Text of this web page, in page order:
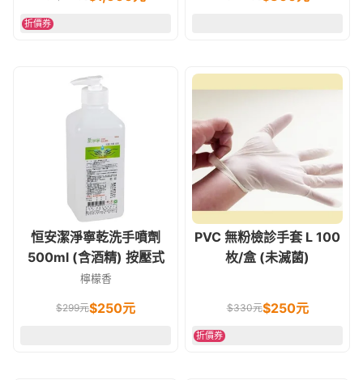
折價券
恒安潔淨寧乾洗手噴劑
500ml (含酒精) 按壓式
檸檬香
$299元$250元
PVC 無粉檢診手套 L 100
枚/盒 (未滅菌)
$330元$250元
折價券